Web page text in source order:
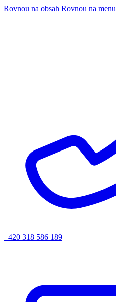
Rovnou na obsah Rovnou na menu
+420 318 586 189